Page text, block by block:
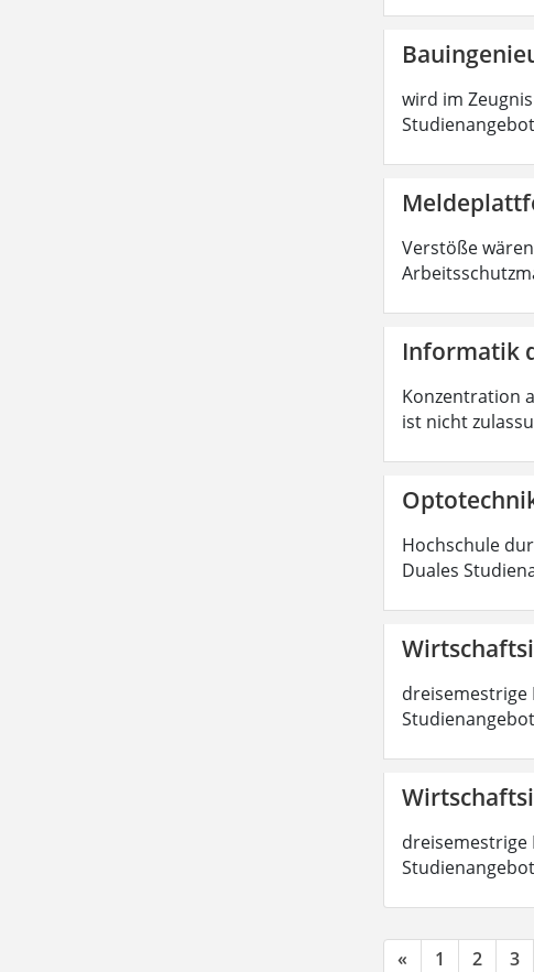
wird im
Verstöße
Informatik
Konzentration
ist nicht
Hochschule
Duales
dreisemestrige
dreisemestrige
« 1 2 3